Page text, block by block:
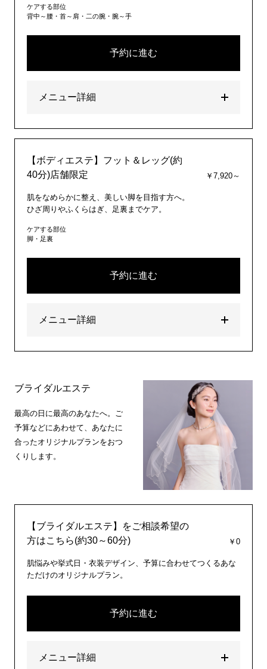
ケアする部位
背中～腰・首～肩・二の腕・腕～手
予約に進む
メニュー詳細
【ボディエステ】フット＆レッグ(約
40分)店舗限定
￥7,920～
肌をなめらかに整え、美しい脚を目指す方へ。
ひざ周りやふくらはぎ、足裏までケア。
ケアする部位
脚・足裏
予約に進む
メニュー詳細
ブライダルエステ
最高の日に最高のあなたへ。ご
予算などにあわせて、あなたに
合ったオリジナルプランをおつ
くりします。
【ブライダルエステ】をご相談希望の
方はこちら(約30～60分)
￥0
肌悩みや挙式日・衣装デザイン、予算に合わせてつくるあな
ただけのオリジナルプラン。
予約に進む
メニュー詳細